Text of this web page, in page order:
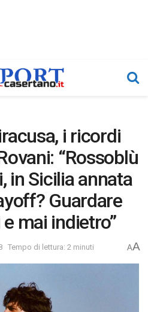
i ricordi
“Rossoblù
in Sicilia annata
Guardare
mai indietro”
Tempo di lettura: 2 minuti AA